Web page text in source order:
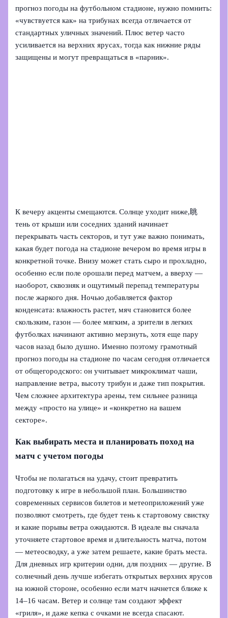
прогноз погоды на футбольном стадионе, нужно помнить:
«чувствуется как» на трибунах всегда отличается от
стандартных уличных значений. Плюс ветер часто
усиливается на верхних ярусах, тогда как нижние ряды
защищены и могут превращаться в «парник».
К вечеру акценты смещаются. Солнце уходит ниже,眺
тень от крыши или соседних зданий начинает
перекрывать часть секторов, и тут уже важно понимать,
какая будет погода на стадионе вечером во время игры в
конкретной точке. Внизу может стать сыро и прохладно,
особенно если поле орошали перед матчем, а вверху —
наоборот, сквозняк и ощутимый перепад температуры
после жаркого дня. Ночью добавляется фактор
конденсата: влажность растет, мяч становится более
скользким, газон — более мягким, а зрители в легких
футболках начинают активно мерзнуть, хотя еще пару
часов назад было душно. Именно поэтому грамотный
прогноз погоды на стадионе по часам сегодня отличается
от общегородского: он учитывает микроклимат чаши,
направление ветра, высоту трибун и даже тип покрытия.
Чем сложнее архитектура арены, тем сильнее разница
между «просто на улице» и «конкретно на вашем
секторе».
Как выбирать места и планировать поход на
матч с учетом погоды
Чтобы не полагаться на удачу, стоит превратить
подготовку к игре в небольшой план. Большинство
современных сервисов билетов и метеоприложений уже
позволяют смотреть, где будет тень к стартовому свистку
и какие порывы ветра ожидаются. В идеале вы сначала
уточняете стартовое время и длительность матча, потом
— метеосводку, а уже затем решаете, какие брать места.
Для дневных игр критерии одни, для поздних — другие. В
солнечный день лучше избегать открытых верхних ярусов
на южной стороне, особенно если матч начнется ближе к
14–16 часам. Ветер и солнце там создают эффект
«гриля», и даже кепка с очками не всегда спасают.